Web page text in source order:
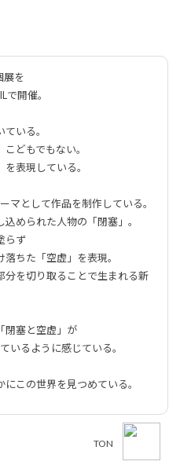
展を
開催。
いる。
どもでもない。
表現している。
マとして作品を制作している。
められた人物の「閉塞」。
らず
ちた「空虚」を表現。
分を切り取ることで生まれる新
閉塞と空虚」が
いるように感じている。
この世界を見つめている。
TON